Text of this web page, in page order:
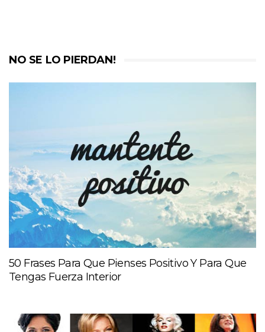
NO SE LO PIERDAN!
50 Frases Para Que Pienses Positivo Y Para Que
Tengas Fuerza Interior